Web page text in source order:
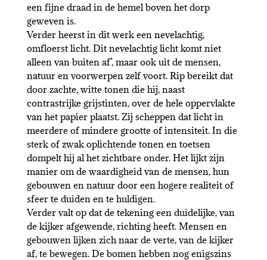
een fijne draad in de hemel boven het dorp
geweven is.
Verder heerst in dit werk een nevelachtig,
omfloerst licht. Dit nevelachtig licht komt niet
alleen van buiten af’, maar ook uit de mensen,
natuur en voorwerpen zelf voort. Rip bereikt dat
door zachte, witte tonen die hij, naast
contrastrijke grijstinten, over de hele oppervlakte
van het papier plaatst. Zij scheppen dat licht in
meerdere of mindere grootte of intensiteit. In die
sterk of zwak oplichtende tonen en toetsen
dompelt hij al het zichtbare onder. Het lijkt zijn
manier om de waardigheid van de mensen, hun
gebouwen en natuur door een hogere realiteit of
sfeer te duiden en te huldigen.
Verder valt op dat de tekening een duidelijke, van
de kijker afgewende, richting heeft. Mensen en
gebouwen lijken zich naar de verte, van de kijker
af, te bewegen. De bomen hebben nog enigszins